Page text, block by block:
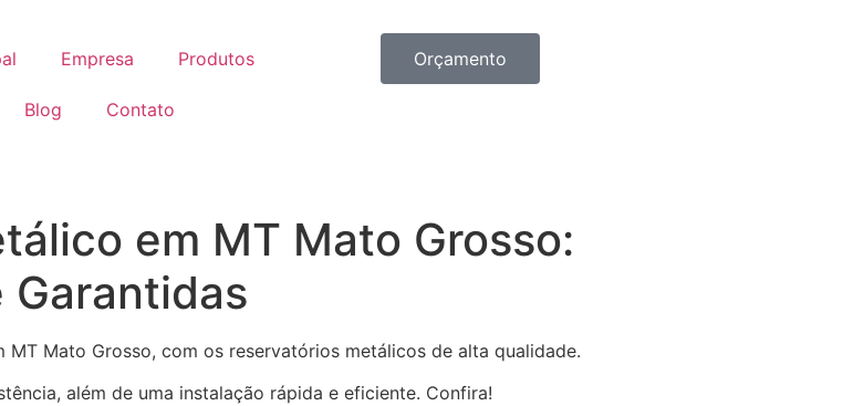
Empresa Produtos
Blog Contato
Orçamento
em MT Mato Grosso:
Garantidas
Mato Grosso, com os reservatórios metálicos de alta qualidade.
além de uma instalação rápida e eficiente. Confira!